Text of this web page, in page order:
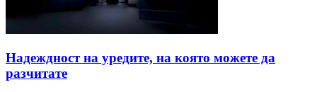
Надеждност на уредите, на която можете да
разчитате